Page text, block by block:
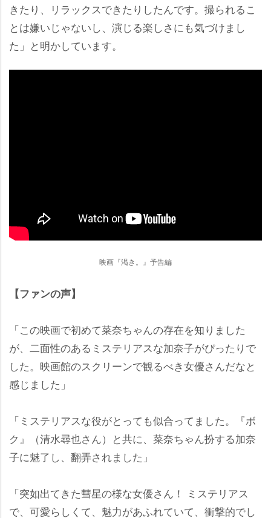
きたり、リラックスできたりしたんです。撮られるこ
とは嫌いじゃないし、演じる楽しさにも気づけまし
た」と明かしています。
映画『渇き。』予告編
【ファンの声】
「この映画で初めて菜奈ちゃんの存在を知りました
が、二面性のあるミステリアスな加奈子がぴったりで
した。映画館のスクリーンで観るべき女優さんだなと
感じました」
「ミステリアスな役がとっても似合ってました。『ボ
ク』（清水尋也さん）と共に、菜奈ちゃん扮する加奈
子に魅了し、翻弄されました」
「突如出てきた彗星の様な女優さん！ ミステリアス
で、可愛らしくて、魅力があふれていて、衝撃的でし